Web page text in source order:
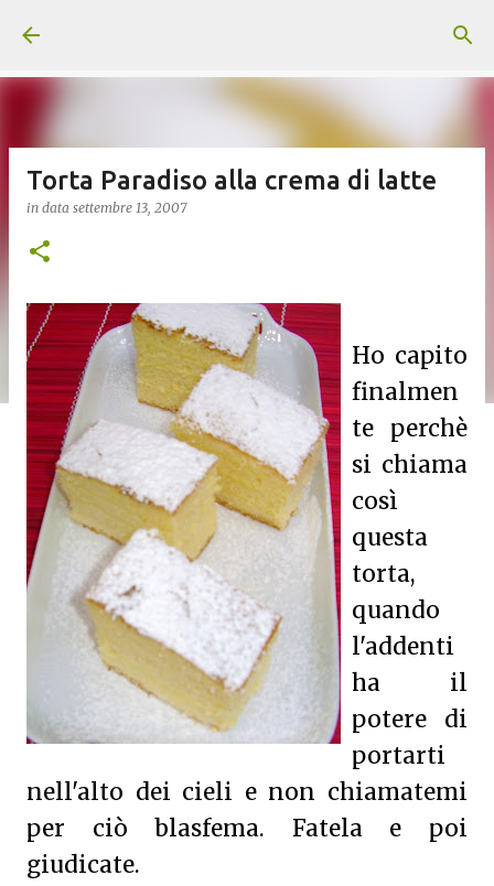
Torta Paradiso alla crema di latte
in data settembre 13, 2007
Ho capito
finalmen
te perchè
si chiama
così
questa
torta,
quando
l'addenti
ha il
potere di
portarti
nell'alto dei cieli e non chiamatemi
per ciò blasfema. Fatela e poi
giudicate.